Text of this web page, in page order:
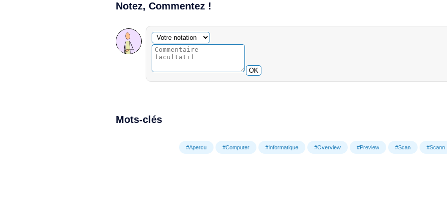
Notez, Commentez !
Commentaire facultatif
Votre notation
OK
Mots-clés
#Apercu #Computer #Informatique #Overview #Preview #Scan #Scann